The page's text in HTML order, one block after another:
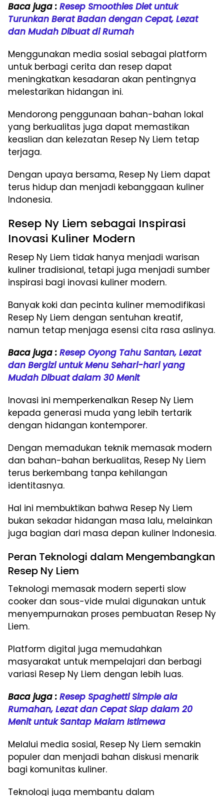
Baca juga : Resep Smoothies Diet untuk
Turunkan Berat Badan dengan Cepat, Lezat
dan Mudah Dibuat di Rumah
Menggunakan media sosial sebagai platform
untuk berbagi cerita dan resep dapat
meningkatkan kesadaran akan pentingnya
melestarikan hidangan ini.
Mendorong penggunaan bahan-bahan lokal
yang berkualitas juga dapat memastikan
keaslian dan kelezatan Resep Ny Liem tetap
terjaga.
Dengan upaya bersama, Resep Ny Liem dapat
terus hidup dan menjadi kebanggaan kuliner
Indonesia.
Resep Ny Liem sebagai Inspirasi
Inovasi Kuliner Modern
Resep Ny Liem tidak hanya menjadi warisan
kuliner tradisional, tetapi juga menjadi sumber
inspirasi bagi inovasi kuliner modern.
Banyak koki dan pecinta kuliner memodifikasi
Resep Ny Liem dengan sentuhan kreatif,
namun tetap menjaga esensi cita rasa aslinya.
Baca juga : Resep Oyong Tahu Santan, Lezat
dan Bergizi untuk Menu Sehari-hari yang
Mudah Dibuat dalam 30 Menit
Inovasi ini memperkenalkan Resep Ny Liem
kepada generasi muda yang lebih tertarik
dengan hidangan kontemporer.
Dengan memadukan teknik memasak modern
dan bahan-bahan berkualitas, Resep Ny Liem
terus berkembang tanpa kehilangan
identitasnya.
Hal ini membuktikan bahwa Resep Ny Liem
bukan sekadar hidangan masa lalu, melainkan
juga bagian dari masa depan kuliner Indonesia.
Peran Teknologi dalam Mengembangkan
Resep Ny Liem
Teknologi memasak modern seperti slow
cooker dan sous-vide mulai digunakan untuk
menyempurnakan proses pembuatan Resep Ny
Liem.
Platform digital juga memudahkan
masyarakat untuk mempelajari dan berbagi
variasi Resep Ny Liem dengan lebih luas.
Baca juga : Resep Spaghetti Simple ala
Rumahan, Lezat dan Cepat Siap dalam 20
Menit untuk Santap Malam Istimewa
Melalui media sosial, Resep Ny Liem semakin
populer dan menjadi bahan diskusi menarik
bagi komunitas kuliner.
Teknologi juga membantu dalam